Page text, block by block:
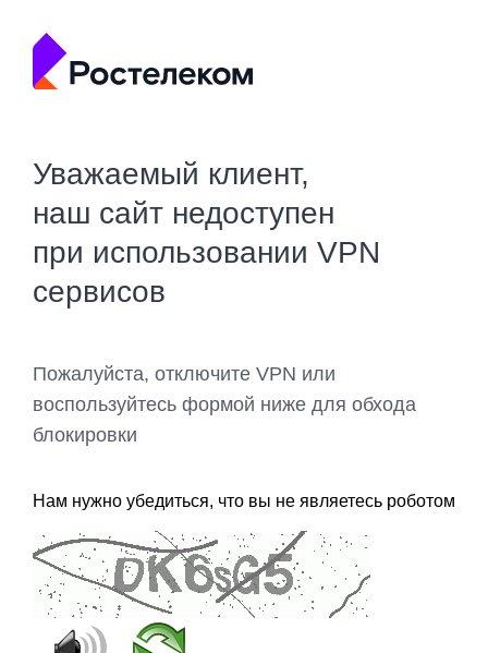
Уважаемый клиент,
наш сайт недоступен
при использовании VPN
сервисов
Пожалуйста, отключите VPN или
воспользуйтесь формой ниже для обхода
блокировки
Нам нужно убедиться, что вы не являетесь роботом